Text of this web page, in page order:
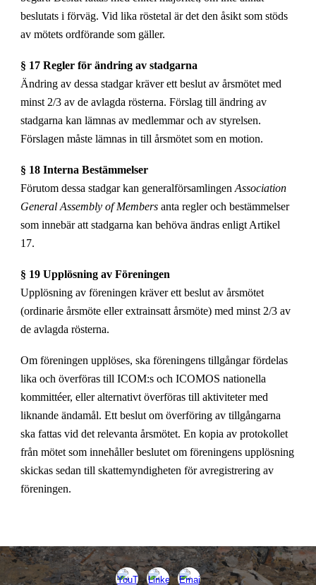
beslutats i förväg. Vid lika röstetal är det den åsikt som stöds
av mötets ordförande som gäller.
§ 17 Regler för ändring av stadgarna
Ändring av dessa stadgar kräver ett beslut av årsmötet med
minst 2/3 av de avlagda rösterna. Förslag till ändring av
stadgarna kan lämnas av medlemmar och av styrelsen.
Förslagen måste lämnas in till årsmötet som en motion.
§ 18 Interna Bestämmelser
Förutom dessa stadgar kan generalförsamlingenAssociation
General Assembly of Members anta regler och bestämmelser
som innebär att stadgarna kan behöva ändras enligt Artikel
17.
§ 19 Upplösning av Föreningen
Upplösning av föreningen kräver ett beslut av årsmötet
(ordinarie årsmöte eller extrainsatt årsmöte) med minst 2/3 av
de avlagda rösterna.
Om föreningen upplöses, ska föreningens tillgångar fördelas
lika och överföras till ICOM:s och ICOMOS nationella
kommittéer, eller alternativt överföras till aktiviteter med
liknande ändamål. Ett beslut om överföring av tillgångarna
ska fattas vid det relevanta årsmötet. En kopia av protokollet
från mötet som innehåller beslutet om föreningens upplösning
skickas sedan till skattemyndigheten för avregistrering av
föreningen.